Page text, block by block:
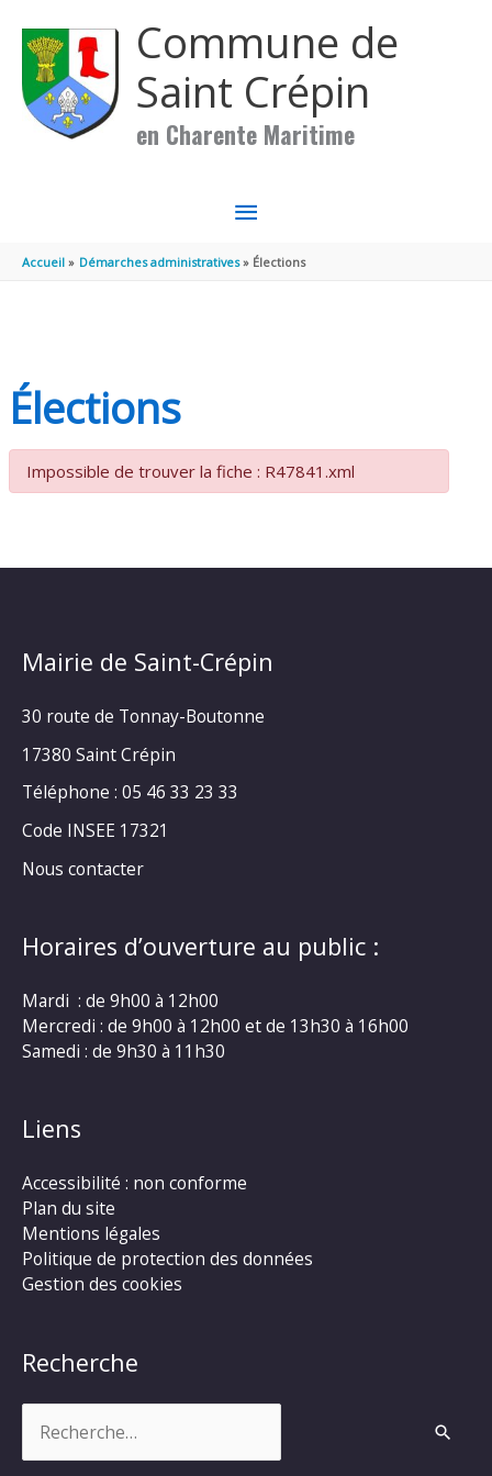
Commune de
Saint Crépin
en Charente Maritime
MENU
PRINCIPAL
Accueil Démarches administratives Élections
Élections
Impossible de trouver la fiche : R47841.xml
Mairie de Saint-Crépin
30 route de Tonnay-Boutonne
17380 Saint Crépin
Téléphone : 05 46 33 23 33
Code INSEE 17321
Nous contacter
Horaires d’ouverture au public :
Mardi : de 9h00 à 12h00
Mercredi : de 9h00 à 12h00 et de 13h30 à 16h00
Samedi : de 9h30 à 11h30
Liens
Accessibilité : non conforme
Plan du site
Mentions légales
Politique de protection des données
Gestion des cookies
Recherche